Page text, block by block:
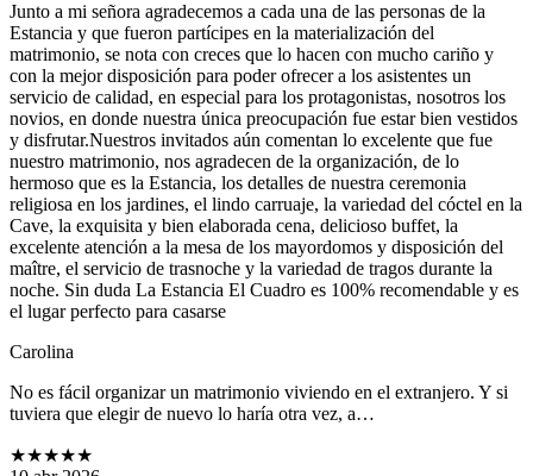
Junto a mi señora agradecemos a cada una de las personas de la
Estancia y que fueron partícipes en la materialización del
matrimonio, se nota con creces que lo hacen con mucho cariño y
con la mejor disposición para poder ofrecer a los asistentes un
servicio de calidad, en especial para los protagonistas, nosotros los
novios, en donde nuestra única preocupación fue estar bien vestidos
y disfrutar.Nuestros invitados aún comentan lo excelente que fue
nuestro matrimonio, nos agradecen de la organización, de lo
hermoso que es la Estancia, los detalles de nuestra ceremonia
religiosa en los jardines, el lindo carruaje, la variedad del cóctel en la
Cave, la exquisita y bien elaborada cena, delicioso buffet, la
excelente atención a la mesa de los mayordomos y disposición del
maître, el servicio de trasnoche y la variedad de tragos durante la
noche. Sin duda La Estancia El Cuadro es 100% recomendable y es
el lugar perfecto para casarse
Carolina
No es fácil organizar un matrimonio viviendo en el extranjero. Y si
tuviera que elegir de nuevo lo haría otra vez, a…
★★★★★